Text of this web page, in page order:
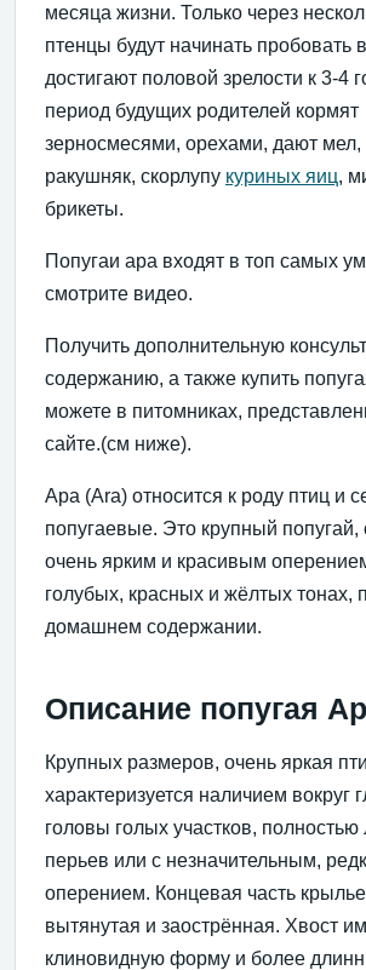
месяца жизни. Только через
птенцы будут начинать пробовать
достигают половой зрелости к 3-4
период будущих родителей кормят
зерносмесями, орехами, дают мел,
ракушняк, скорлупу куриных яиц,
брикеты.
Попугаи ара входят в топ самых
смотрите видео.
Получить дополнительную
содержанию, а также купить
можете в питомниках,
сайте.(см ниже).
Ара (Ara) относится к роду птиц и
попугаевые. Это крупный
очень ярким и красивым
голубых, красных и жёлтых тонах,
домашнем содержании.
Описание попугая
Крупных размеров, очень яркая
характеризуется наличием вокруг
головы голых участков,
перьев или с незначительным,
оперением. Концевая часть
вытянутая и заострённая. Хвост
клиновидную форму и более